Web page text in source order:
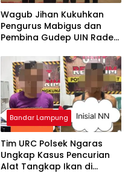
Wagub Jihan Kukuhkan
Pengurus Mabigus dan
Pembina Gudep UIN Raden
Perkuat Karakter Generasi
Muda
Bandar Lampung
Tim URC Polsek Ngaras
Ungkap Kasus Pencurian
Alat Tangkap Ikan di